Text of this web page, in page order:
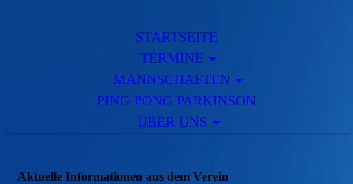
STARTSEITE
TERMINE
MANNSCHAFTEN
PING PONG PARKINSON
ÜBER UNS
Aktuelle Informationen aus dem Verein